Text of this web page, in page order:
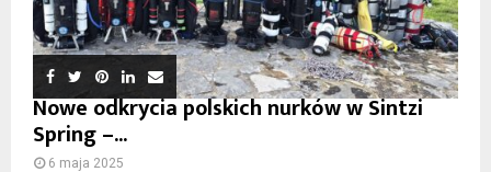
Nowe odkrycia polskich nurków w Sintzi
Spring –...
6 maja 2025